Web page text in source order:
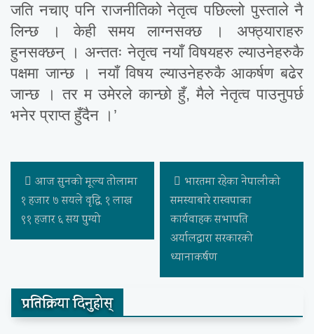
जति नचाए पनि राजनीतिको नेतृत्व पछिल्लो पुस्ताले नै
लिन्छ । केही समय लाग्नसक्छ । अफ्ठ्याराहरु
हुनसक्छन् । अन्ततः नेतृत्व नयाँ विषयहरु ल्याउनेहरुकै
पक्षमा जान्छ । नयाँ विषय ल्याउनेहरुकै आकर्षण बढेर
जान्छ । तर म उमेरले कान्छो हुँ, मैले नेतृत्व पाउनुपर्छ
भनेर प्राप्त हुँदैन ।’
आज सुनको मूल्य तोलामा
१ हजार ७ सयले वृद्धि, १ लाख
९१ हजार ६ सय पुग्यो
भारतमा रहेका नेपालीको
समस्याबारे रास्वपाका
कार्यवाहक सभापति
अर्यालद्धारा सरकारको
ध्यानाकर्षण
प्रतिक्रिया दिनुहोस्